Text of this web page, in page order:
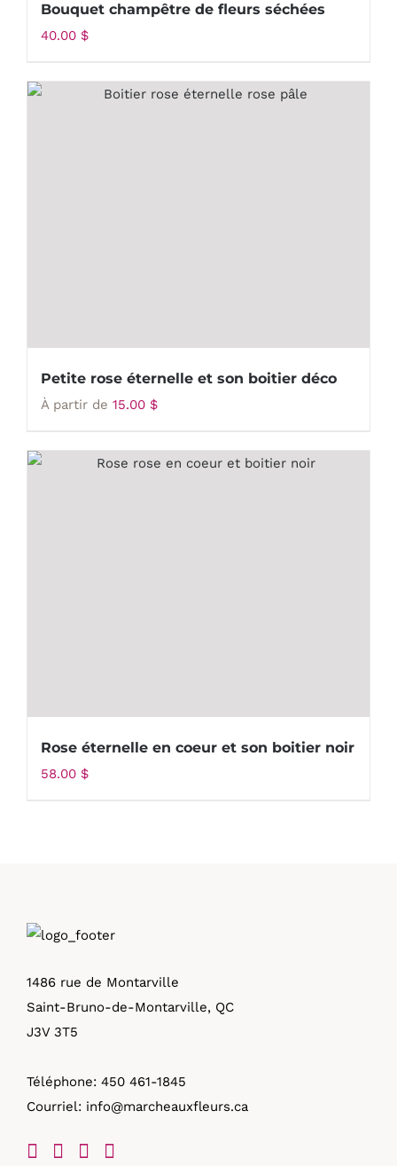
Bouquet champêtre de fleurs séchées
40.00 $
Petite rose éternelle et son boitier déco
À partir de 15.00 $
Rose éternelle en coeur et son boitier noir
58.00 $
1486 rue de Montarville
Saint-Bruno-de-Montarville, QC
J3V 3T5
Téléphone: 450 461-1845
Courriel: info@marcheauxfleurs.ca